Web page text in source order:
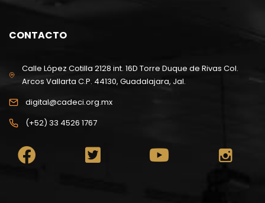
CONTACTO
Calle López Cotilla 2128 int. 16D Torre Duque de Rivas Col.
Arcos Vallarta C.P. 44130, Guadalajara, Jal.
digital@cadeci.org.mx
(+52) 33 4526 1767